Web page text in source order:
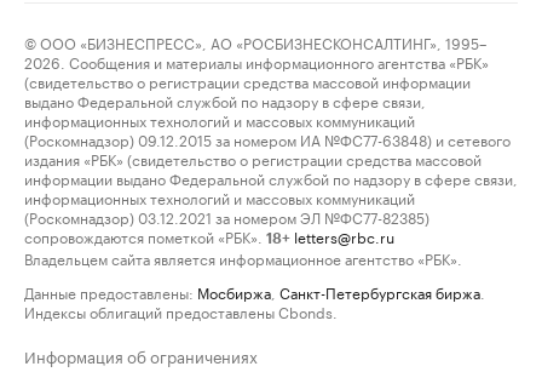
© ООО «БИЗНЕСПРЕСС», АО «РОСБИЗНЕСКОНСАЛТИНГ», 1995–
2026. Сообщения и материалы информационного агентства «РБК»
(свидетельство о регистрации средства массовой информации
выдано Федеральной службой по надзору в сфере связи,
информационных технологий и массовых коммуникаций
(Роскомнадзор) 09.12.2015 за номером ИА №ФС77-63848) и сетевого
издания «РБК» (свидетельство о регистрации средства массовой
информации выдано Федеральной службой по надзору в сфере связи,
информационных технологий и массовых коммуникаций
(Роскомнадзор) 03.12.2021 за номером ЭЛ №ФС77-82385)
сопровождаются пометкой «РБК».
18+ letters@rbc.ru
Владельцем сайта является информационное агентство «РБК».
Данные предоставлены: Мосбиржа Санкт-Петербургская биржа
Индексы облигаций предоставлены Cbonds.
Информация об ограничениях